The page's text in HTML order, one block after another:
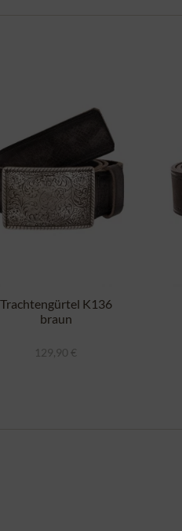
Trachtengürtel K136
braun
129,90 €